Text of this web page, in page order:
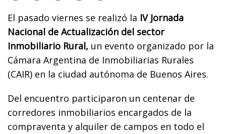
El pasado viernes se realizó la IV Jornada
Nacional de Actualización del sector
Inmobiliario Rural, un evento organizado por la
Cámara Argentina de Inmobiliarias Rurales
(CAIR) en la ciudad autónoma de Buenos Aires.
Del encuentro participaron un centenar de
corredores inmobiliarios encargados de la
compraventa y alquiler de campos en todo el